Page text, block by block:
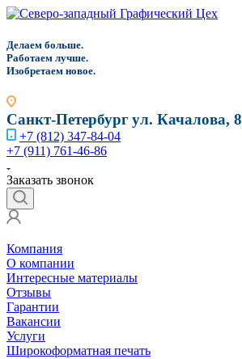
Делаем больше.
Работаем лучше.
Изобретаем новое.
Санкт-Петербургул. Качалова,
+7 (812) 347-84-04
+7 (911) 761-46-86
Заказать звонок
Компания
О компании
Интересные материалы
Отзывы
Гарантии
Вакансии
Услуги
Широкоформатная печать